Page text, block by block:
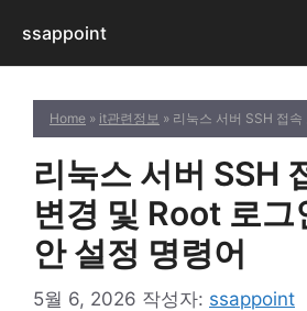
츠
ssappoint
Home » it관련정보 » 리눅스 서버 SSH 접속 포트 변경 및
리눅스 서버 SSH
변경 및 Root 로그
안 설정 명령어
5월 6, 2026 작성자: ssappoint